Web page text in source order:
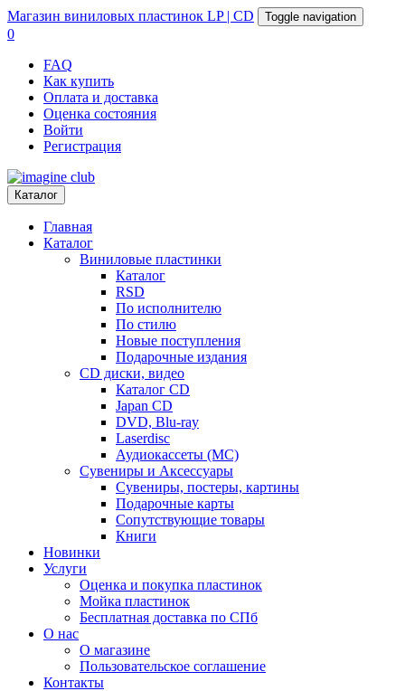
Магазин виниловых пластинок LP | CD Toggle navigation
0
FAQ
Как купить
Оплата и доставка
Оценка состояния
Войти
Регистрация
Каталог
Главная
Каталог
Виниловые пластинки
Каталог
RSD
По исполнителю
По стилю
Новые поступления
Подарочные издания
CD диски, видео
Каталог CD
Japan CD
DVD, Blu-ray
Laserdisc
Аудиокассеты (MC)
Сувениры и Аксессуары
Сувениры, постеры, картины
Подарочные карты
Сопутствующие товары
Книги
Новинки
Услуги
Оценка и покупка пластинок
Мойка пластинок
Бесплатная доставка по СПб
О нас
О магазине
Пользовательское соглашение
Контакты